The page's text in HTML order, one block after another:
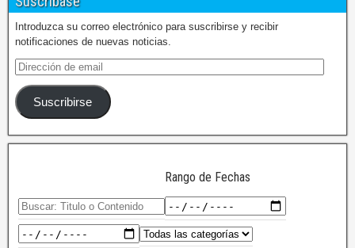
Introduzca su correo electrónico para suscribirse y recibir
notificaciones de nuevas noticias.
Suscribirse
Rango de Fechas